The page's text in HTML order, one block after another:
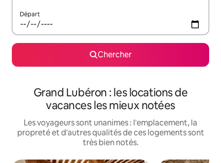
Départ
Chercher
Grand Lubéron : les locations de
vacances les mieux notées
Les voyageurs sont unanimes : l'emplacement, la
propreté et d'autres qualités de ces logements sont
très bien notés.